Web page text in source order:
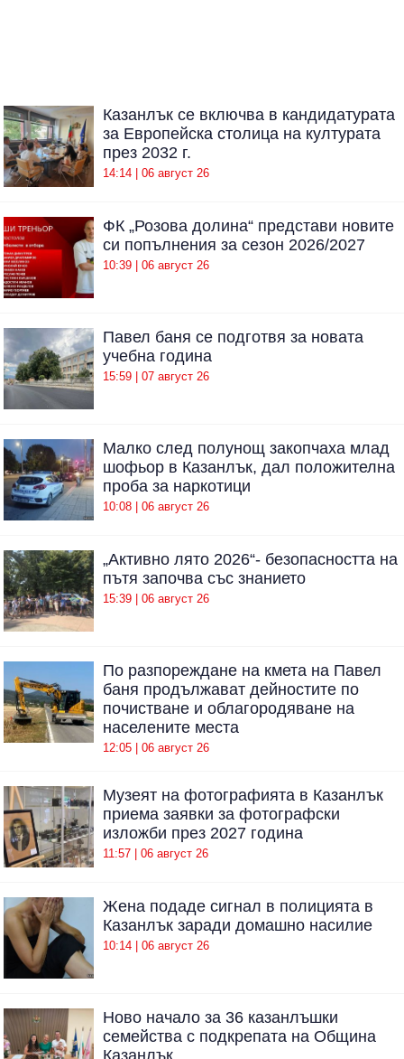
Казанлък се включва в кандидатурата
за Европейска столица на културата
през 2032 г.
14:14 | 06 август 26
ФК „Розова долина“ представи новите
си попълнения за сезон 2026/2027
10:39 | 06 август 26
Павел баня се подготвя за новата
учебна година
15:59 | 07 август 26
Малко след полунощ закопчаха млад
шофьор в Казанлък, дал положителна
проба за наркотици
10:08 | 06 август 26
„Активно лято 2026“- безопасността на
пътя започва със знанието
15:39 | 06 август 26
По разпореждане на кмета на Павел
баня продължават дейностите по
почистване и облагородяване на
населените места
12:05 | 06 август 26
Музеят на фотографията в Казанлък
приема заявки за фотографски
изложби през 2027 година
11:57 | 06 август 26
Жена подаде сигнал в полицията в
Казанлък заради домашно насилие
10:14 | 06 август 26
Ново начало за 36 казанлъшки
семейства с подкрепата на Община
Казанлък